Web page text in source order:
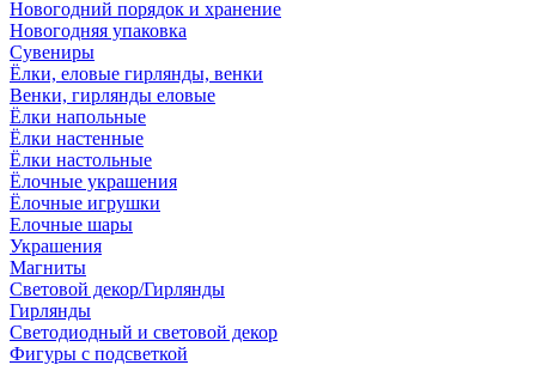
Новогодний порядок и хранение
Новогодняя упаковка
Сувениры
Ёлки, еловые гирлянды, венки
Венки, гирлянды еловые
Ёлки напольные
Ёлки настенные
Ёлки настольные
Ёлочные украшения
Ёлочные игрушки
Елочные шары
Украшения
Магниты
Световой декор/Гирлянды
Гирлянды
Светодиодный и световой декор
Фигуры с подсветкой